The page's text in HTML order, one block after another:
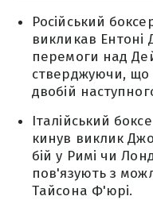
Російський
викликав Ентоні
перемоги над
стверджуючи,
двобій
Італійський
кинув виклик
бій у Римі чи
пов'язують з
Тайсона Ф'юрі.